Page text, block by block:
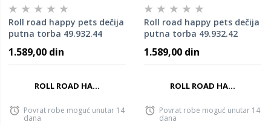
Roll road happy pets dečija
putna torba 49.932.44
1.589,00 din
ROLL ROAD HA...
Povrat robe moguć unutar 14
dana
Roll road happy pets dečija
putna torba 49.932.42
1.589,00 din
ROLL ROAD HA...
Povrat robe moguć unutar 14
dana